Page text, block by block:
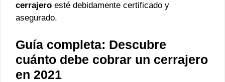
cerrajero esté debidamente certificado y
asegurado.
Guía completa: Descubre
cuánto debe cobrar un cerrajero
en 2021